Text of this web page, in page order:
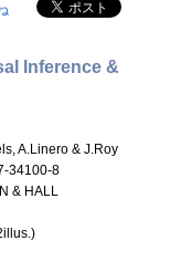
Inference &
A.Linero & J.Roy
34100-8
& HALL